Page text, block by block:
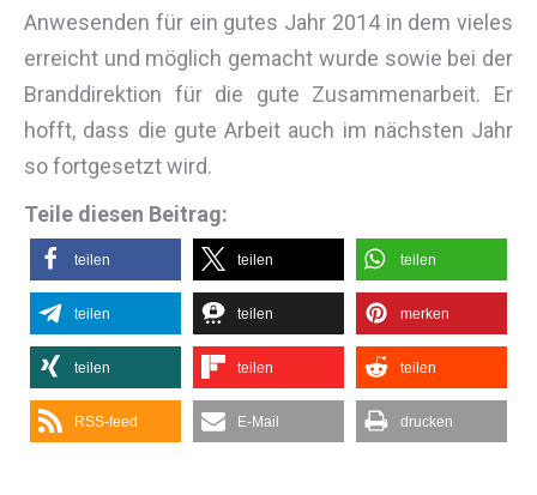
Anwesenden für ein gutes Jahr 2014 in dem vieles
erreicht und möglich gemacht wurde sowie bei der
Branddirektion für die gute Zusammenarbeit. Er
hofft, dass die gute Arbeit auch im nächsten Jahr
so fortgesetzt wird.
Teile diesen Beitrag:
teilen teilen teilen
teilen teilen merken
teilen teilen teilen
RSS-feed E-Mail drucken